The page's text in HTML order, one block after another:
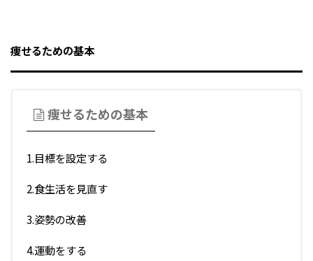
痩せるための基本
痩せるための基本
1.目標を設定する
2.食生活を見直す
3.姿勢の改善
4.運動をする